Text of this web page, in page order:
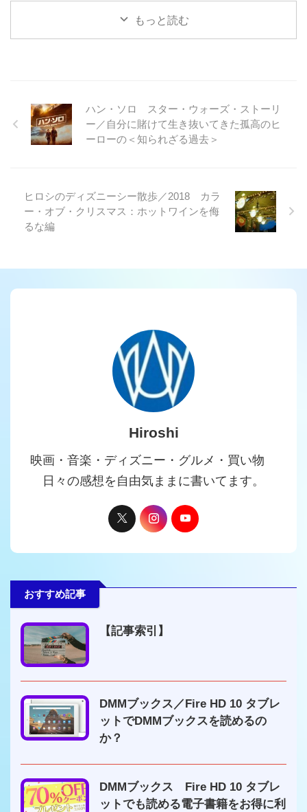
もっと読む
ハン・ソロ スター・ウォーズ・ストーリ
ー／自分に賭けて生き抜いてきた孤高のヒ
ーローの＜知られざる過去＞
ヒロシのディズニーシー散歩／2018 カラ
ー・オブ・クリスマス：ホットワインを侮
るな編
Hiroshi
映画・音楽・ディズニー・グルメ・買い物
日々の感想を自由気ままに書いてます。
おすすめ記事
【記事索引】
DMMブックス／Fire HD 10 タブレ
ットでDMMブックスを読めるの
か？
DMMブックス Fire HD 10 タブレ
ットでも読める電子書籍をお得に利